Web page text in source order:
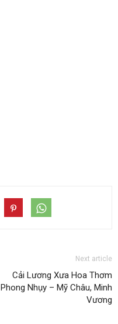
Next article
Cải Lương Xưa Hoa Thơm
Phong Nhụy – Mỹ Châu, Minh
Vương